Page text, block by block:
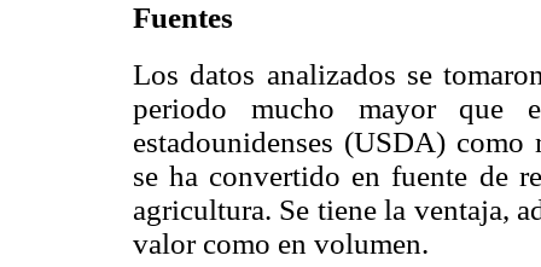
Fuentes
Los datos analizados se
periodo mucho mayor que
estadounidenses (USDA)
se ha convertido en fuente de
agricultura. Se tiene la ventaja,
valor como en volumen.